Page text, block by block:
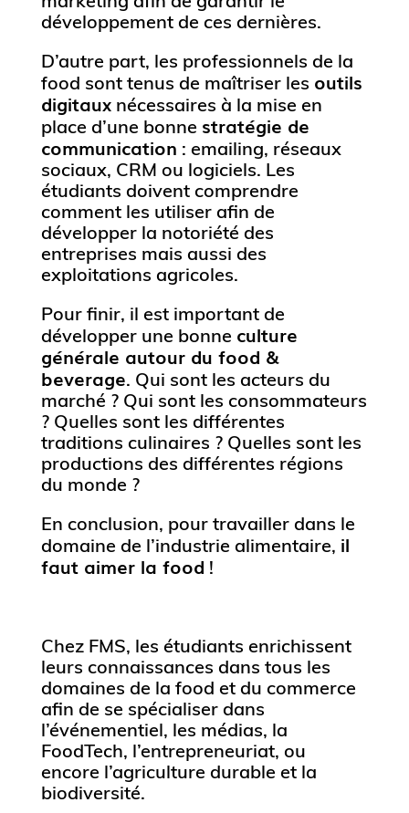
développement de ces dernières.
D’autre part, les professionnels de la
food sont tenus de maîtriser les outils
digitauxnécessaires à la mise en
place d’une bonne stratégie de
communication : emailing, réseaux
sociaux, CRM ou logiciels. Les
étudiants doivent comprendre
comment les utiliser afin de
développer la notoriété des
entreprises mais aussi des
exploitations agricoles.
Pour finir, il est important de
développer une bonne culture
générale autour du food &
beverage. Qui sont les acteurs du
marché ? Qui sont les consommateurs
? Quelles sont les différentes
traditions culinaires ? Quelles sont les
productions des différentes régions
du monde ?
En conclusion, pour travailler dans le
domaine de l’industrie alimentaire, il
faut aimer la food !
Chez FMS, les étudiants enrichissent
leurs connaissances dans tous les
domaines de la food et du commerce
afin de se spécialiser dans
l’événementiel, les médias, la
FoodTech, l’entrepreneuriat, ou
encore l’agriculture durable et la
biodiversité.